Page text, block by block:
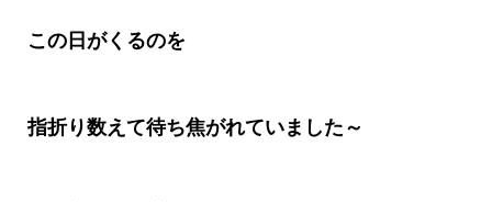
この日がくるのを
指折り数えて待ち焦がれていました～